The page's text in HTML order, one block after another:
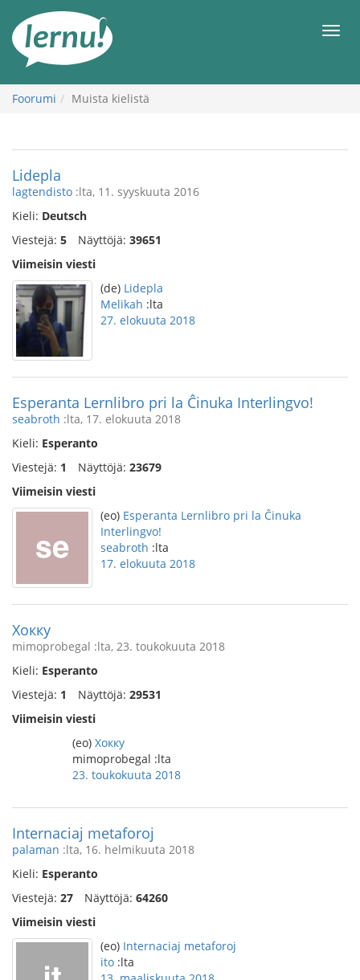
sisältöön
Foorumi Muista kielistä
Lidepla
lagtendisto :lta, 11. syyskuuta 2016
Kieli: Deutsch
Viestejä: 5 Näyttöjä: 39651
Viimeisin viesti
(de) Lidepla
Melikah :lta
27. elokuuta 2018
Esperanta Lernlibro pri la Ĉinuka Interlingvo!
seabroth :lta, 17. elokuuta 2018
Kieli: Esperanto
Viestejä: 1 Näyttöjä: 23679
Viimeisin viesti
(eo) Esperanta Lernlibro pri la Ĉinuka
Interlingvo!
seabroth :lta
17. elokuuta 2018
Хокку
mimoprobegal :lta, 23. toukokuuta 2018
Kieli: Esperanto
Viestejä: 1 Näyttöjä: 29531
Viimeisin viesti
(eo) Хокку
mimoprobegal :lta
23. toukokuuta 2018
Internaciaj metaforoj
palaman :lta, 16. helmikuuta 2018
Kieli: Esperanto
Viestejä: 27 Näyttöjä: 64260
Viimeisin viesti
(eo) Internaciaj metaforoj
ito :lta